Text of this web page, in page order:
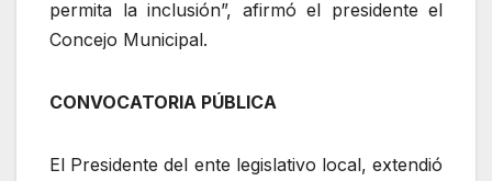
permita la inclusión”, afirmó el presidente el
Concejo Municipal.
CONVOCATORIA PÚBLICA
El Presidente del ente legislativo local, extendió